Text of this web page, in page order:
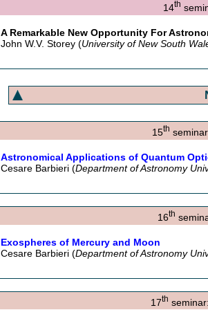
14th
A Remarkable New Opportunity For
John W.V. Storey (University of New South
15th
Astronomical Applications of Quantum
Cesare Barbieri (Department of Astronomy
16th
Exospheres of Mercury and Moon
Cesare Barbieri (Department of Astronomy
17th